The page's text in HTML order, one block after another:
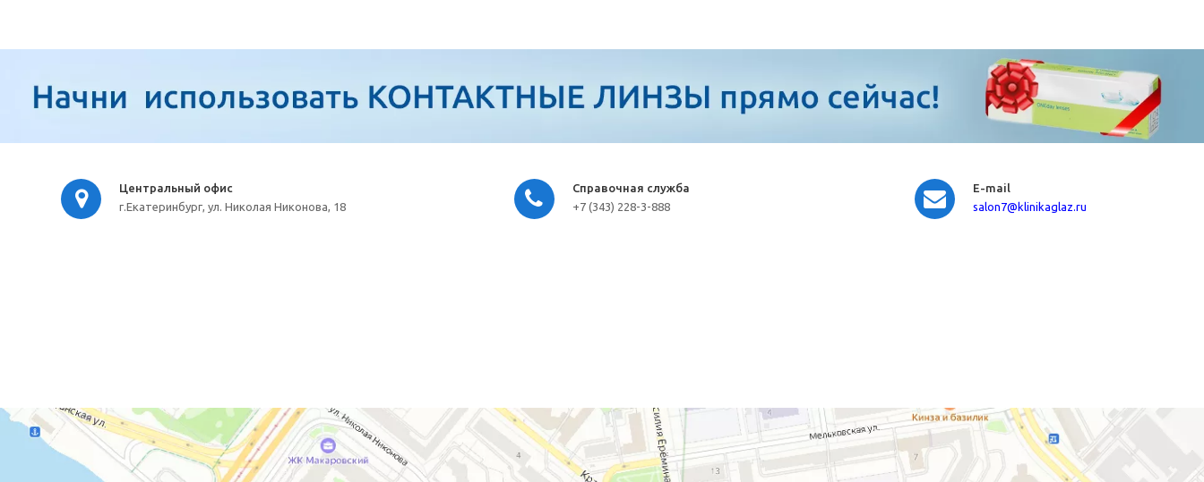
Центральный офис
г.Екатеринбург, ул. Николая Никонова, 18
Справочная служба
+7 (343) 228-3-888
E-mail
salon7@klinikaglaz.ru